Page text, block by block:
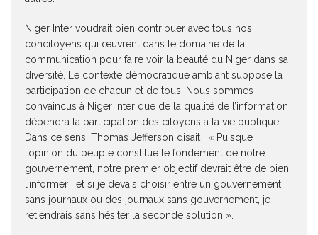
Niger Inter voudrait bien contribuer avec tous nos
concitoyens qui œuvrent dans le domaine de la
communication pour faire voir la beauté du Niger dans sa
diversité. Le contexte démocratique ambiant suppose la
participation de chacun et de tous. Nous sommes
convaincus à Niger inter que de la qualité de l’information
dépendra la participation des citoyens a la vie publique.
Dans ce sens, Thomas Jefferson disait : « Puisque
l’opinion du peuple constitue le fondement de notre
gouvernement, notre premier objectif devrait être de bien
l’informer ; et si je devais choisir entre un gouvernement
sans journaux ou des journaux sans gouvernement, je
retiendrais sans hésiter la seconde solution ».